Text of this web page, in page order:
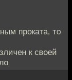
проката, то
к своей